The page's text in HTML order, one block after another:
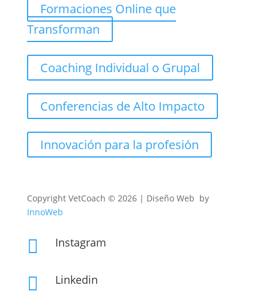
Formaciones Online que
Transforman
Coaching Individual o Grupal
Conferencias de Alto Impacto
Innovación para la profesión
CopyrightVetCoach © 2026 | Diseño Web by
InnoWeb
 Instagram
 Linkedin